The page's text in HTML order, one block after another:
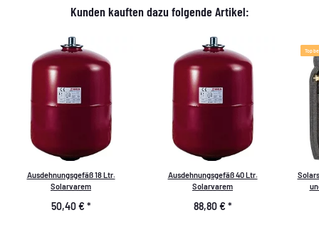
Kunden kauften dazu folgende Artikel:
Ausdehnungsgefäß 18 Ltr.
Solarvarem
50,40 € *
Ausdehnungsgefäß 40 Ltr.
Solarvarem
88,80 € *
Top